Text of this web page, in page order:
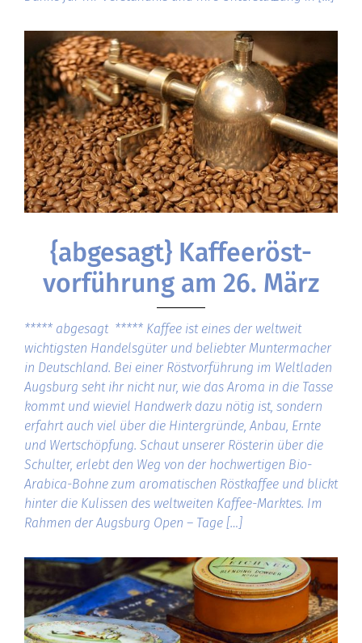
{abgesagt} Kaffeeröst-
vorführung am 26. März
***** abgesagt ***** Kaffee ist eines der weltweit
wichtigsten Handelsgüter und beliebter Muntermacher
in Deutschland. Bei einer Röstvorführung im Weltladen
Augsburg seht ihr nicht nur, wie das Aroma in die Tasse
kommt und wieviel Handwerk dazu nötig ist, sondern
erfahrt auch viel über die Hintergründe, Anbau, Ernte
und Wertschöpfung. Schaut unserer Rösterin über die
Schulter, erlebt den Weg von der hochwertigen Bio-
Arabica-Bohne zum aromatischen Röstkaffee und blickt
hinter die Kulissen des weltweiten Kaffee-Marktes. Im
Rahmen der Augsburg Open – Tage […]